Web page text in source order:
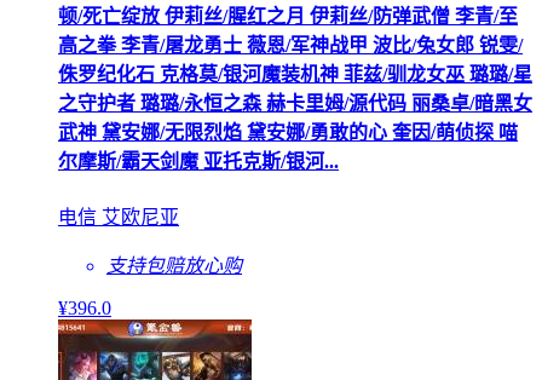
顿/死亡绽放 伊莉丝/腥红之月 伊莉丝/防弹武僧 李青/至
高之拳 李青/屠龙勇士 薇恩/军神战甲 波比/兔女郎 锐雯/
侏罗纪化石 克格莫/银河魔装机神 菲兹/驯龙女巫 璐璐/星
之守护者 璐璐/永恒之森 赫卡里姆/源代码 丽桑卓/暗黑女
武神 黛安娜/无限烈焰 黛安娜/勇敢的心 奎因/萌侦探 喵
尔摩斯/霸天剑魔 亚托克斯/银河...
电信 艾欧尼亚
支持包赔放心购
¥396.0